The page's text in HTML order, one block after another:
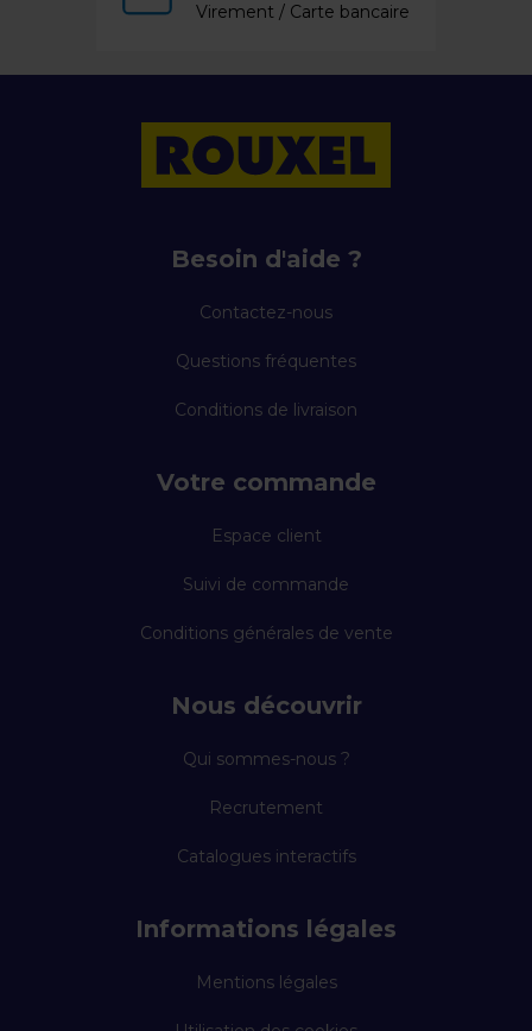
Virement / Carte bancaire
Besoin d'aide ?
Contactez-nous
Questions fréquentes
Conditions de livraison
Votre commande
Espace client
Suivi de commande
Conditions générales de vente
Nous découvrir
Qui sommes-nous ?
Recrutement
Catalogues interactifs
Informations légales
Mentions légales